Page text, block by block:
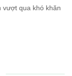
qua khó khăn